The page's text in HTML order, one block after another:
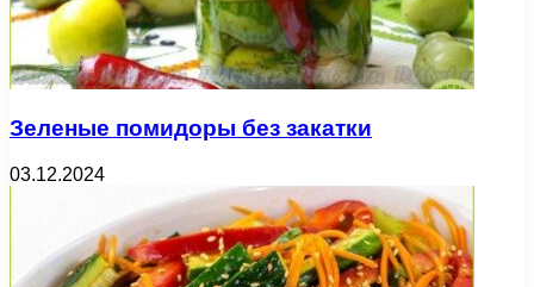
Зеленые помидоры без закатки
03.12.2024